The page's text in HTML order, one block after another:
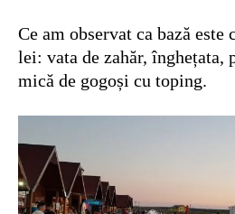
Ce am observat ca bază este
lei: vata de zahăr, înghețata,
mică de gogoși cu toping.